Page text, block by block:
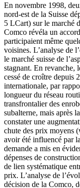
En novembre 1998,
nord-est de la Suisse
5 LCart) sur le marché
Comco révéla un
participaient même
voisines. L’analyse de
le marché suisse de
stagnant. En revanche,
cessé de croître depuis
internationale, par
longueur du réseau
transfrontalier des
subalterne, mais après
constater une
chute des prix moyens
avoir été influencé par
demande a mis en
dépenses de
de lien systématique
prix. L’analyse de
décision de la Comco,